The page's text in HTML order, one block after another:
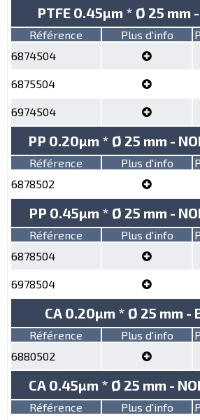
PTFE 0.45µm * Ø 25 mm -
Référence Plus d'info
6874504
6875504
6974504
PP 0.20µm * Ø 25 mm -
Référence Plus d'info
6878502
PP 0.45µm * Ø 25 mm -
Référence Plus d'info
6878504
6978504
CA 0.20µm * Ø 25 mm -
Référence Plus d'info
6880502
CA 0.45µm * Ø 25 mm -
Référence Plus d'info